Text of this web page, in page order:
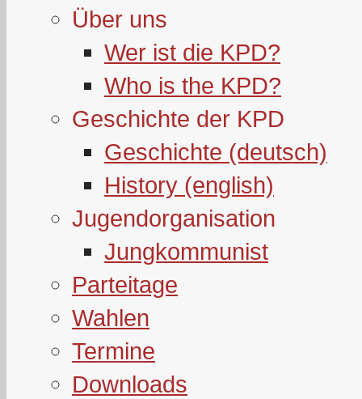
Über uns
Wer ist die KPD?
Who is the KPD?
Geschichte der KPD
Geschichte (deutsch)
History (english)
Jugendorganisation
Jungkommunist
Parteitage
Wahlen
Termine
Downloads